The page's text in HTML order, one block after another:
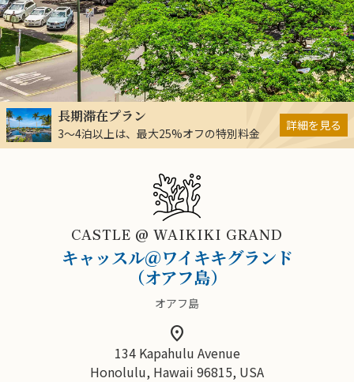
長期滞在プラン
3～4泊以上は、最大25%オフの特別料金
詳細を見る
CASTLE @ WAIKIKI GRAND
キャッスル＠ワイキキグランド
（オアフ島）
オアフ島
location_on
134 Kapahulu Avenue
Honolulu, Hawaii 96815, USA